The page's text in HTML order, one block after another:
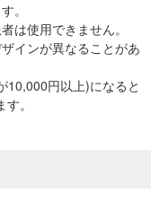
。
は使用できません。
インが異なることがあ
10,000円以上)になると
。